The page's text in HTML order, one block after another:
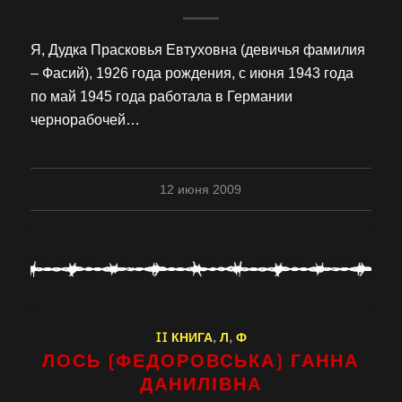
Я, Дудка Прасковья Евтуховна (девичья фамилия
– Фасий), 1926 года рождения, с июня 1943 года
по май 1945 года работала в Германии
чернорабочей…
12 июня 2009
II КНИГА, Л, Ф
ЛОСЬ (ФЕДОРОВСЬКА) ГАННА
ДАНИЛІВНА